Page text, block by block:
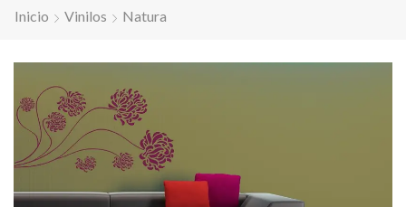
Inicio Vinilos Natura